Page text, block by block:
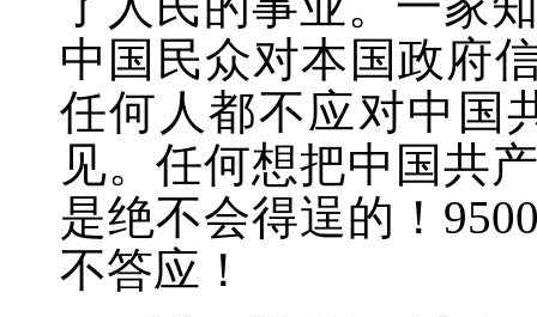
中国民众对本国政府
任何人都不应对中国
见。任何想把中国共
是绝不会得逞的！
不答应！